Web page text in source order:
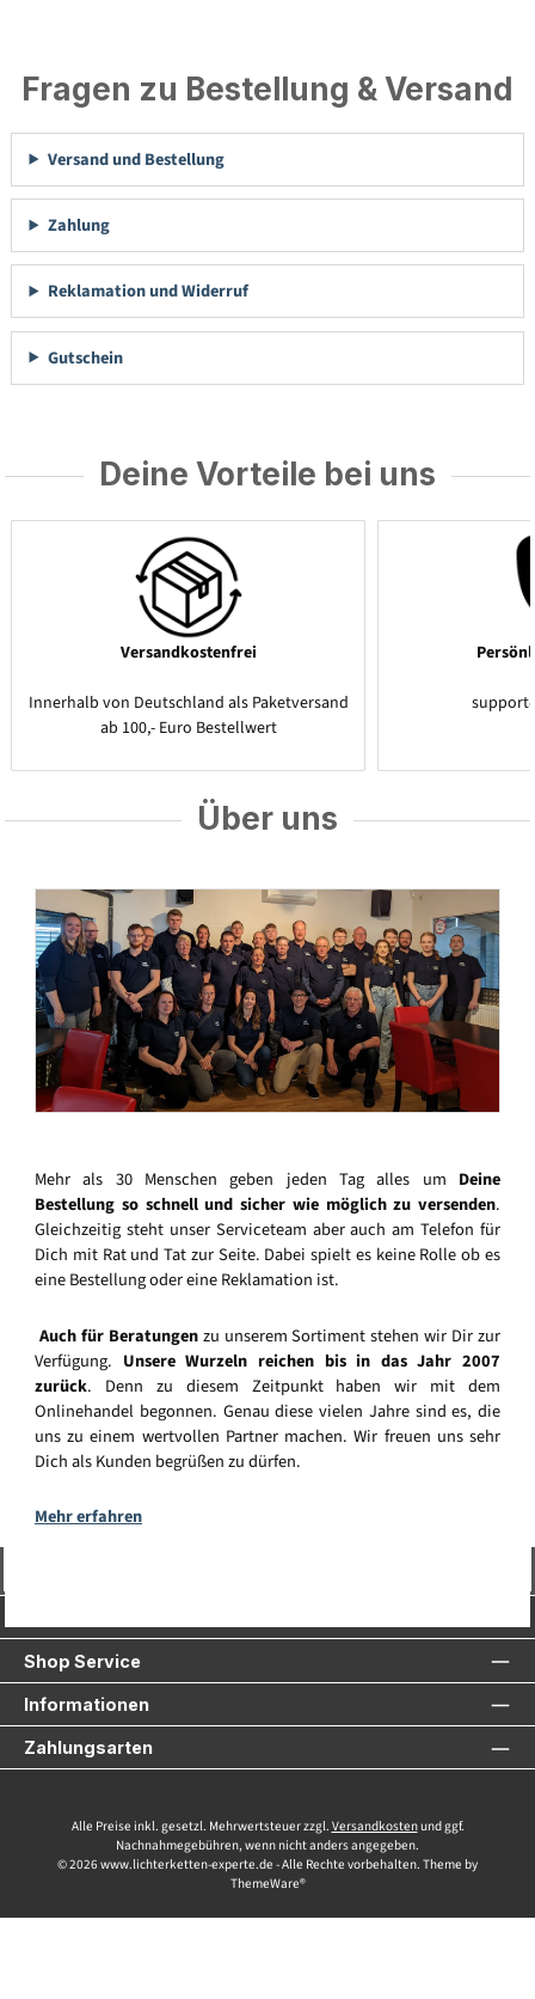
Fragen zu Bestellung & Versand
Versand und Bestellung
Zahlung
Reklamation und Widerruf
Gutschein
Deine Vorteile bei uns
Versandkostenfrei
Innerhalb von Deutschland als Paketversand
ab 100,- Euro Bestellwert
Über uns
Mehr als 30 Menschen geben jeden Tag alles um Deine
Bestellung so schnell und sicher wie möglich zu versenden.
Gleichzeitig steht unser Serviceteam aber auch am Telefon für
Dich mit Rat und Tat zur Seite. Dabei spielt es keine Rolle ob es
eine Bestellung oder eine Reklamation ist.
Auch für Beratungenzu unserem Sortiment stehen wir Dir zur
Verfügung. Unsere Wurzeln reichen bis in das Jahr 2007
zurück. Denn zu diesem Zeitpunkt haben wir mit dem
Onlinehandel begonnen. Genau diese vielen Jahre sind es, die
uns zu einem wertvollen Partner machen. Wir freuen uns sehr
Dich als Kunden begrüßen zu dürfen.
Mehr erfahren
Shop Service
Informationen
Zahlungsarten
Alle Preise inkl. gesetzl. Mehrwertsteuer zzgl. Versandkostenund ggf.
Nachnahmegebühren, wenn nicht anders angegeben.
© 2026 www.lichterketten-experte.de - Alle Rechte vorbehalten. Theme by
ThemeWare®